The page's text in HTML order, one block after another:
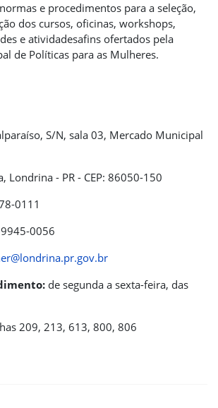
e procedimentos para a seleção,
dos cursos, oficinas, workshops,
e atividadesafins ofertados pela
de Políticas para as Mulheres.
S/N, sala 03, Mercado Municipal
Londrina - PR - CEP: 86050-150
0111
0056
de segunda a sexta-feira, das
209, 213, 613, 800, 806